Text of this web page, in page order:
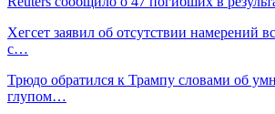
Хегсет заявил об отсутствии намерений
с…
Трюдо обратился к Трампу словами об
глупом…